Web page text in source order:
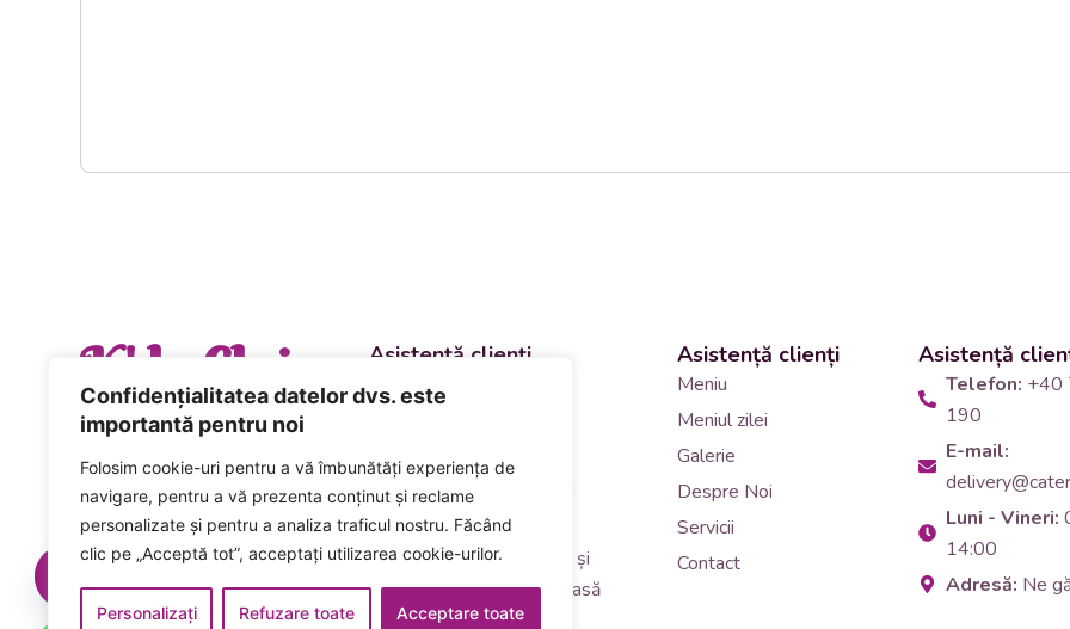
Confidențialitatea datelor dvs. este
importantă pentru noi
Folosim cookie-uri pentru a vă îmbunătăți experiența de
navigare, pentru a vă prezenta conținut și reclame
personalizate și pentru a analiza traficul nostru. Făcând
clic pe „Acceptă tot”, acceptați utilizarea cookie-urilor.
Personalizați Refuzare toate Acceptare toate
K' la Cluj Asistență clienți
Departament vânzări și
Comenzi și livrări catering
+40 746 223 190
Acceptăm plata numerar și
card inclusiv carduri de masă
Asistență clienți
Meniu
Meniul zilei
Galerie
Despre Noi
Servicii
Contact
Asistență
Telefon: +40
190
E-mail:
Luni - Vineri:
14:00
Adresă: Ne